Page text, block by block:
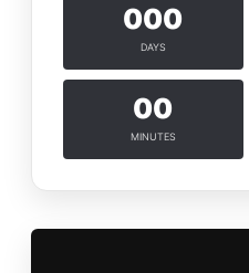
000
DAYS
00
MINUTES